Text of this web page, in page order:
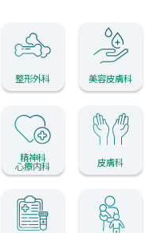
整形外科 美容皮膚科
精神科
心療内科 皮膚科